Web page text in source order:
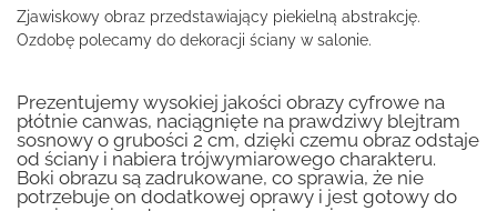
Zjawiskowy obraz przedstawiający piekielną abstrakcję.
Ozdobę polecamy do dekoracji ściany w salonie.
Prezentujemy wysokiej jakości obrazy cyfrowe na
płótnie canwas, naciągnięte na prawdziwy blejtram
sosnowy o grubości 2 cm, dzięki czemu obraz odstaje
od ściany i nabiera trójwymiarowego charakteru.
Boki obrazu są zadrukowane, co sprawia, że nie
potrzebuje on dodatkowej oprawy i jest gotowy do